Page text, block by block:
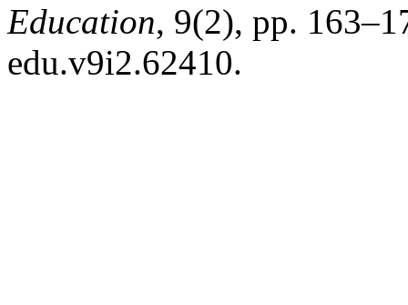
Education, 9(2), pp.
edu.v9i2.62410.